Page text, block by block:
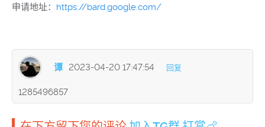
申请地址： https://bard.google.com/
谭 2023-04-20 17:47:54 回复
1285496857